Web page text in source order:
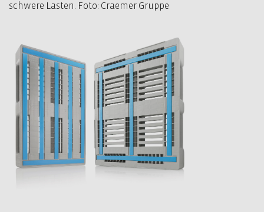
schwere Lasten. Foto: Craemer Gruppe